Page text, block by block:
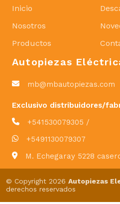
Inicio
Nosotros
Productos
Autopiezas
mb@mbautopiezas.com
Exclusivo distribuidores/
+541530079305 /
+5491130079307
M. Echegaray 5228
© Copyright 2026 Autopiezas
derechos reservados